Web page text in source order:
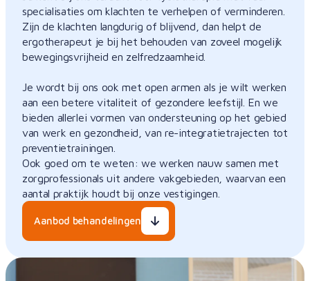
specialisaties om klachten te verhelpen of verminderen.
Zijn de klachten langdurig of blijvend, dan helpt de
ergotherapeut je bij het behouden van zoveel mogelijk
bewegingsvrijheid en zelfredzaamheid.
Je wordt bij ons ook met open armen als je wilt werken
aan een betere vitaliteit of gezondere leefstijl. En we
bieden allerlei vormen van ondersteuning op het gebied
van werk en gezondheid, van re-integratietrajecten tot
preventietrainingen.
Ook goed om te weten: we werken nauw samen met
zorgprofessionals uit andere vakgebieden, waarvan een
aantal praktijk houdt bij onze vestigingen.
Aanbod behandelingen